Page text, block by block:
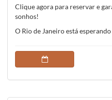
Clique agora para reservar e
sonhos!
O Rio de Janeiro está